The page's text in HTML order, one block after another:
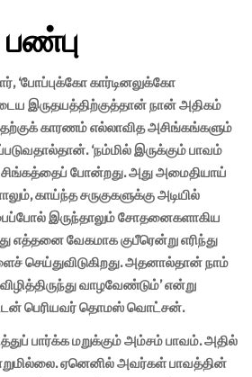
‘போப்புக்கோ கார்டினலுக்கோ
இருதயத்திற்குத்தான் நான் அதிகம்
காரணம் எல்லாவித அசிங்கங்களும்
‘நம்மில் இருக்கும் பாவம்
போன்றது. அது அமைதியாய்
காய்ந்த சருகுகளுக்கு அடியில்
இருந்தாலும் சோதனைகளாகிய
எத்தனை வேகமாக குபீரென்று எரிந்து
செய்துவிடுகிறது. அதனால்தான் நாம்
வாழவேண்டும்’ என்று
பெரியவர் தொமஸ் வொட்சன்.
பார்க்க மறுக்கும் அம்சம் பாவம். அதில்
ஏனெனில் அவர்கள் பாவத்தின்